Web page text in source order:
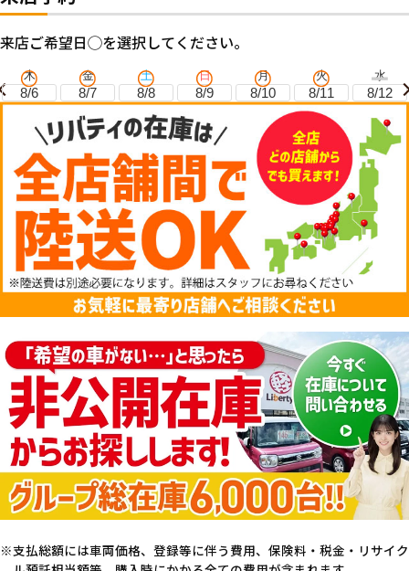
来店ご希望日◯を選択してください。
木
8/6
金
8/7
土
8/8
日
8/9
月
8/10
火
8/11
水
8/12
支払総額には車両価格、登録等に伴う費用、保険料・税金・リサイク